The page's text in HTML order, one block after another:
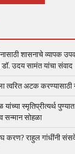
शासनाचे व्यापक
डॉ. उदय सामंत यांचा संवाद
त्वरित अटक करण्यासाठी
स्मृतिप्रीत्यर्थ
सन्मान सोहळा
करण? राहुल गांधींनी